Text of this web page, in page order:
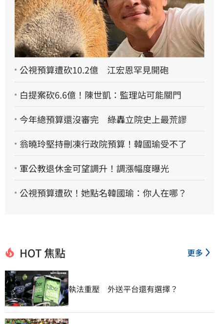
公視預算遭砍10.2億 江宏恩罕見開砲
白提案砍6.6億！陳世凱：監理站可能關門
今年總預算還沒審完 綠轟立院史上最荒謬
翁曉玲堅持刪凍行政院預算！韓國瑜受不了
軍公教退休金可望調升！調漲幅度曝光
公視預算遭砍！她點名韓國瑜：你人在哪？
HOT 焦點 更多
執法重壓　外送平台還有選擇？